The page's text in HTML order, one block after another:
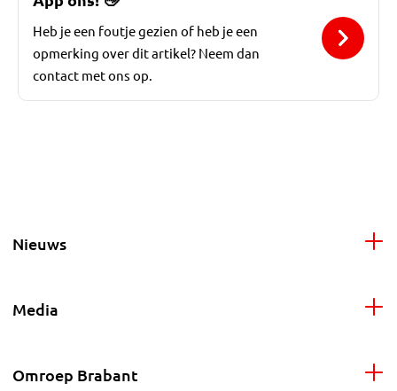
Heb je een foutje gezien of heb je een
opmerking over dit artikel? Neem dan
contact met ons op.
Nieuws
Media
Omroep Brabant